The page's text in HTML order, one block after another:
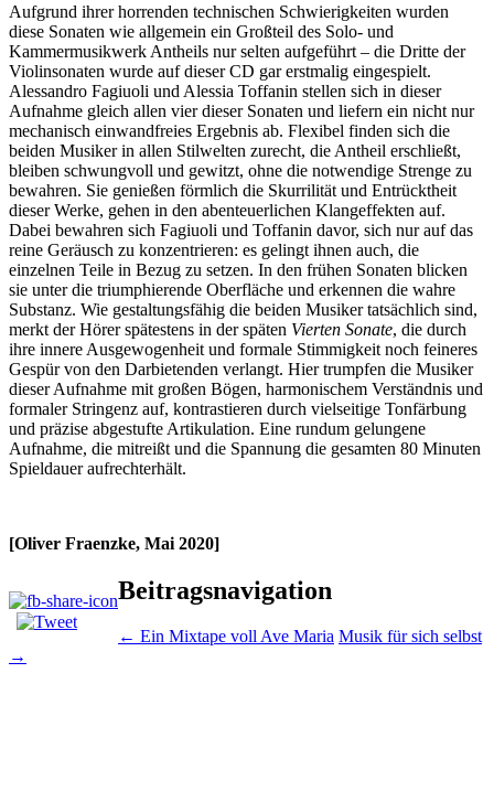
Aufgrund ihrer horrenden technischen Schwierigkeiten wurden
diese Sonaten wie allgemein ein Großteil des Solo- und
Kammermusikwerk Antheils nur selten aufgeführt – die Dritte der
Violinsonaten wurde auf dieser CD gar erstmalig eingespielt.
Alessandro Fagiuoli und Alessia Toffanin stellen sich in dieser
Aufnahme gleich allen vier dieser Sonaten und liefern ein nicht nur
mechanisch einwandfreies Ergebnis ab. Flexibel finden sich die
beiden Musiker in allen Stilwelten zurecht, die Antheil erschließt,
bleiben schwungvoll und gewitzt, ohne die notwendige Strenge zu
bewahren. Sie genießen förmlich die Skurrilität und Entrücktheit
dieser Werke, gehen in den abenteuerlichen Klangeffekten auf.
Dabei bewahren sich Fagiuoli und Toffanin davor, sich nur auf das
reine Geräusch zu konzentrieren: es gelingt ihnen auch, die
einzelnen Teile in Bezug zu setzen. In den frühen Sonaten blicken
sie unter die triumphierende Oberfläche und erkennen die wahre
Substanz. Wie gestaltungsfähig die beiden Musiker tatsächlich sind,
merkt der Hörer spätestens in der späten Vierten Sonate, die durch
ihre innere Ausgewogenheit und formale Stimmigkeit noch feineres
Gespür von den Darbietenden verlangt. Hier trumpfen die Musiker
dieser Aufnahme mit großen Bögen, harmonischem Verständnis und
formaler Stringenz auf, kontrastieren durch vielseitige Tonfärbung
und präzise abgestufte Artikulation. Eine rundum gelungene
Aufnahme, die mitreißt und die Spannung die gesamten 80 Minuten
Spieldauer aufrechterhält.
[Oliver Fraenzke, Mai 2020]
Beitragsnavigation
← Ein Mixtape voll Ave Maria Musik für sich selbst
→